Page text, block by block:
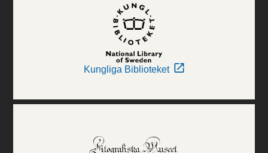
Kungliga Biblioteket